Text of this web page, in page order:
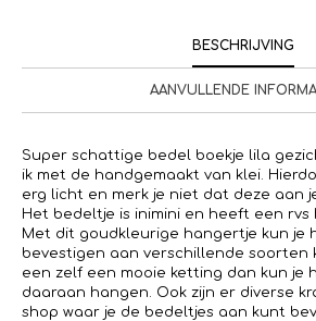
BESCHRIJVING
AANVULLENDE
Super schattige bedel boekje lila
ik met de handgemaakt van klei.
erg licht en merk je niet dat deze aan
Het bedeltje is inimini en heeft een rvs
Met dit goudkleurige hangertje kun je
bevestigen aan verschillende soorten
een zelf een mooie ketting dan kun je
daaraan hangen. Ook zijn er diverse
shop waar je de bedeltjes aan kunt